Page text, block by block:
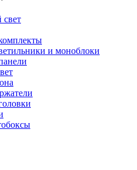
и моноблоки